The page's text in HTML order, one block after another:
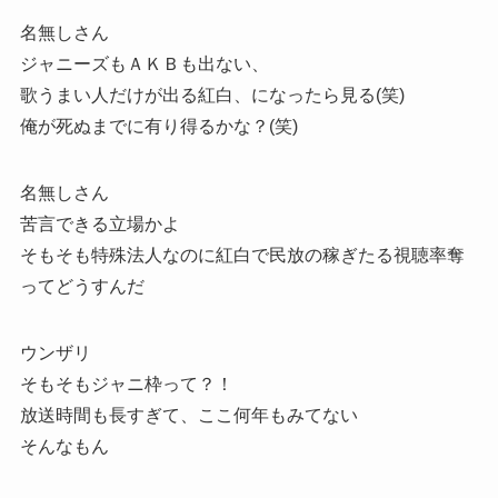
名無しさん
ジャニーズもＡＫＢも出ない、
歌うまい人だけが出る紅白、になったら見る(笑)
俺が死ぬまでに有り得るかな？(笑)
名無しさん
苦言できる立場かよ
そもそも特殊法人なのに紅白で民放の稼ぎたる視聴率奪
ってどうすんだ
ウンザリ
そもそもジャニ枠って？！
放送時間も長すぎて、ここ何年もみてない
そんなもん